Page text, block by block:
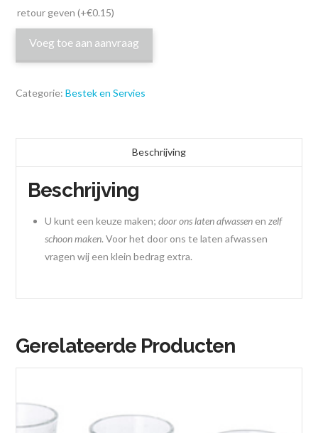
retour geven(+€0.15)
Voeg toe aan aanvraag
Categorie:Bestek en Servies
Beschrijving
Beschrijving
U kunt een keuze maken; door ons laten afwassenen zelf
schoon maken. Voor het door ons te laten afwassen
vragen wij een klein bedrag extra.
Gerelateerde Producten